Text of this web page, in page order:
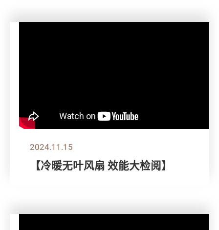
2024.11.15
【冷暖无叶风扇 效能大检阅】